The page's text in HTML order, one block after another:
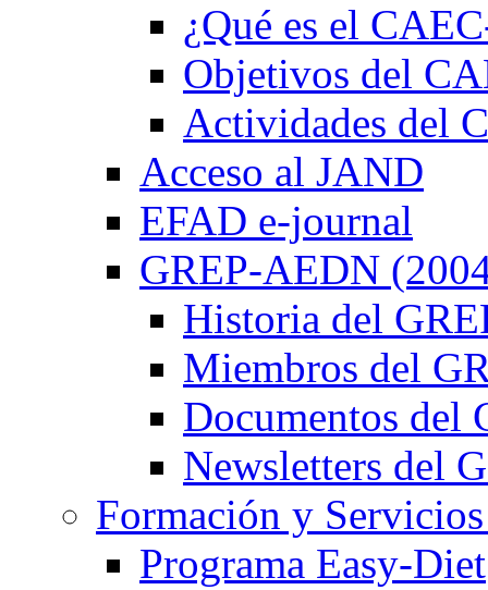
¿Qué es el
Objetivos del
Actividades del
Acceso al JAND
EFAD e-journal
GREP-AEDN
Historia del
Miembros del
Documentos del
Newsletters del
Formación y
Programa Easy-Diet